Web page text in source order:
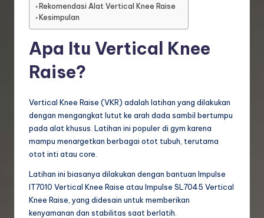
Rekomendasi Alat Vertical Knee Raise
Kesimpulan
Apa Itu Vertical Knee
Raise?
Vertical Knee Raise (VKR) adalah latihan yang dilakukan
dengan mengangkat lutut ke arah dada sambil bertumpu
pada alat khusus. Latihan ini populer di gym karena
mampu menargetkan berbagai otot tubuh, terutama
otot inti atau core.
Latihan ini biasanya dilakukan dengan bantuan Impulse
IT7010 Vertical Knee Raise atau Impulse SL7045 Vertical
Knee Raise, yang didesain untuk memberikan
kenyamanan dan stabilitas saat berlatih.